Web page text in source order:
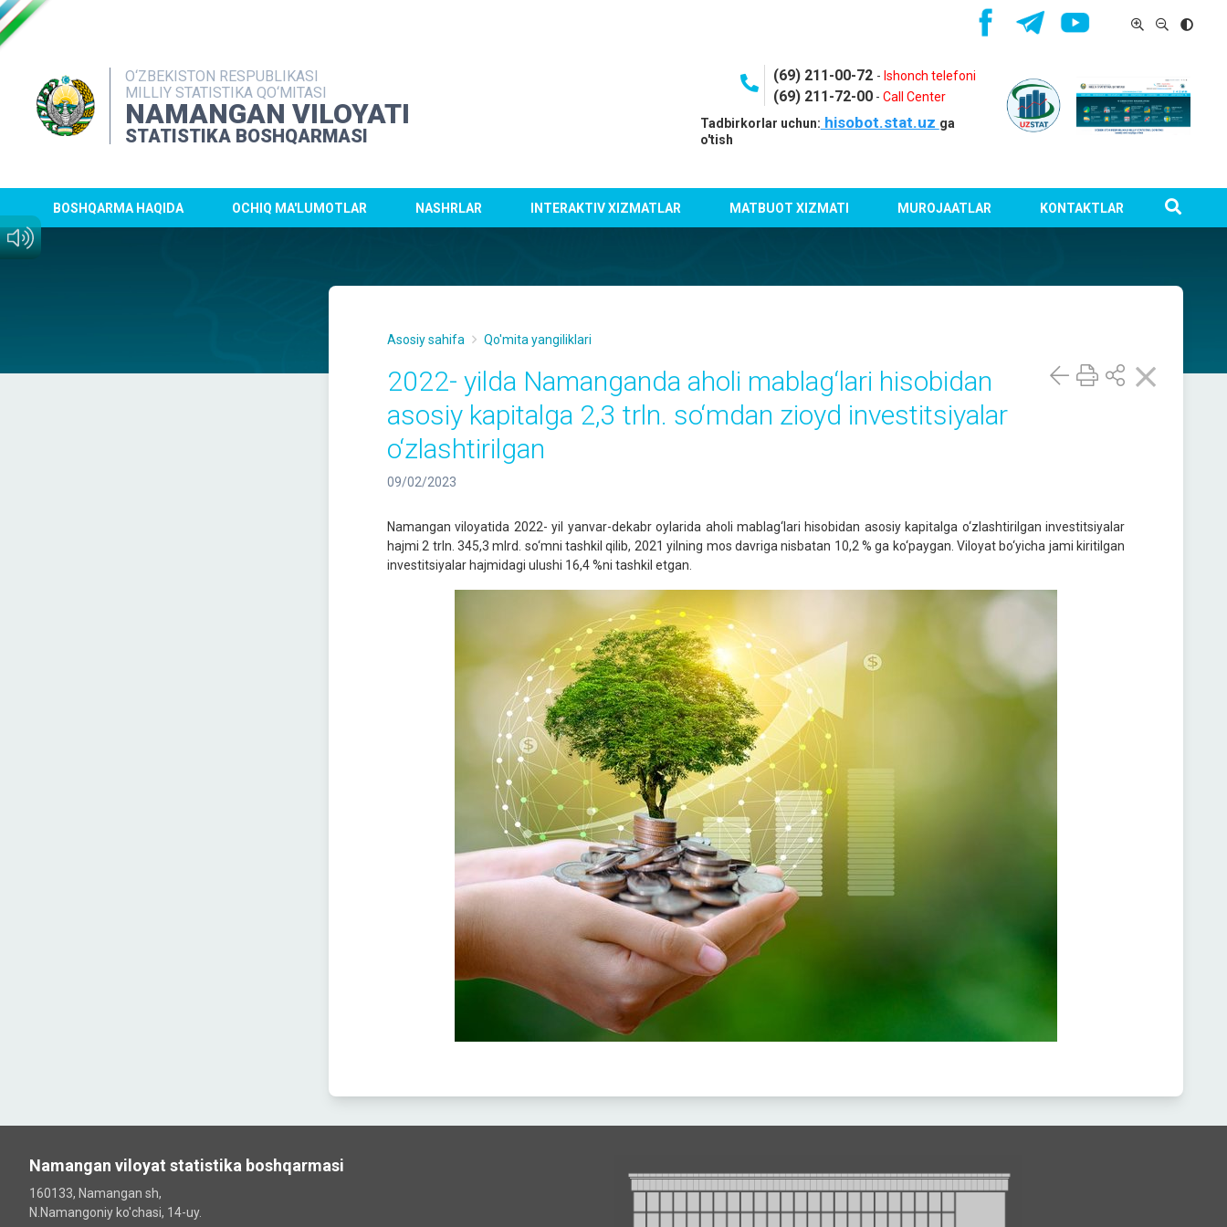
O‘ZBEKISTON RESPUBLIKASI
MILLIY STATISTIKA QO‘MITASI
NAMANGAN VILOYATI
STATISTIKA BOSHQARMASI
(69) 211-00-72 - Ishonch telefoni
(69) 211-72-00- Call Center
Tadbirkorlar uchun: hisobot.stat.uz ga
o'tish
BOSHQARMA HAQIDA OCHIQ MA'LUMOTLAR NASHRLAR INTERAKTIV XIZMATLAR MATBUOT XIZMATI MUROJAATLAR KONTAKTLAR
Asosiy sahifa Qo'mita yangiliklari
2022- yilda Namanganda aholi mablag‘lari hisobidan
asosiy kapitalga 2,3 trln. so‘mdan zioyd investitsiyalar
o‘zlashtirilgan
09/02/2023
Namangan viloyatida 2022- yil yanvar-dekabr oylarida aholi mablag‘lari hisobidan asosiy kapitalga o‘zlashtirilgan investitsiyalar
hajmi 2 trln. 345,3 mlrd. so‘mni tashkil qilib, 2021 yilning mos davriga nisbatan 10,2 % ga ko‘paygan. Viloyat bo‘yicha jami kiritilgan
investitsiyalar hajmidagi ulushi 16,4 %ni tashkil etgan.
Namangan viloyat statistika boshqarmasi
160133, Namangan sh,
N.Namangoniy ko'chasi, 14-uy.